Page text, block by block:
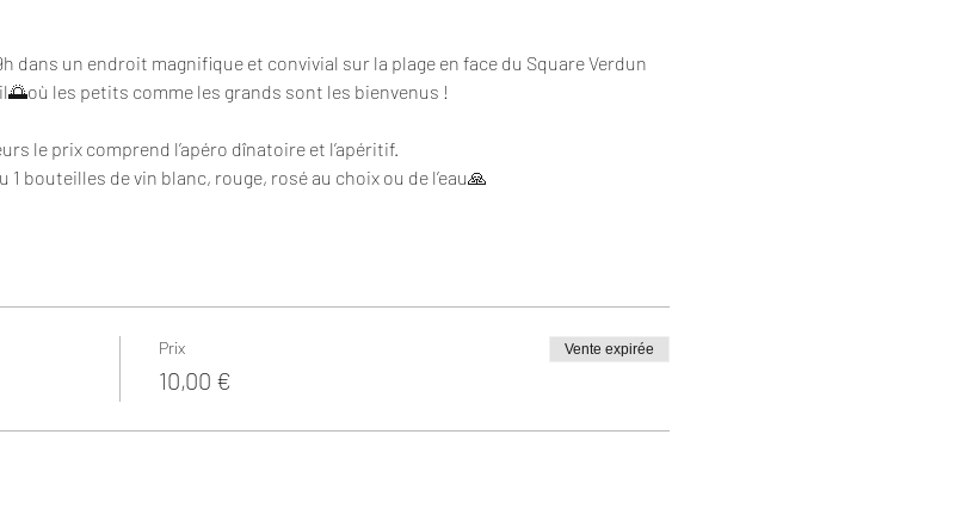
dans un endroit magnifique et convivial sur la plage en face du Square Verdun
les petits comme les grands sont les bienvenus !
le prix comprend l’apéro dînatoire et l’apéritif.
bouteilles de vin blanc, rouge, rosé au choix ou de l’eau🙏
Prix
10,00 €
Vente expirée